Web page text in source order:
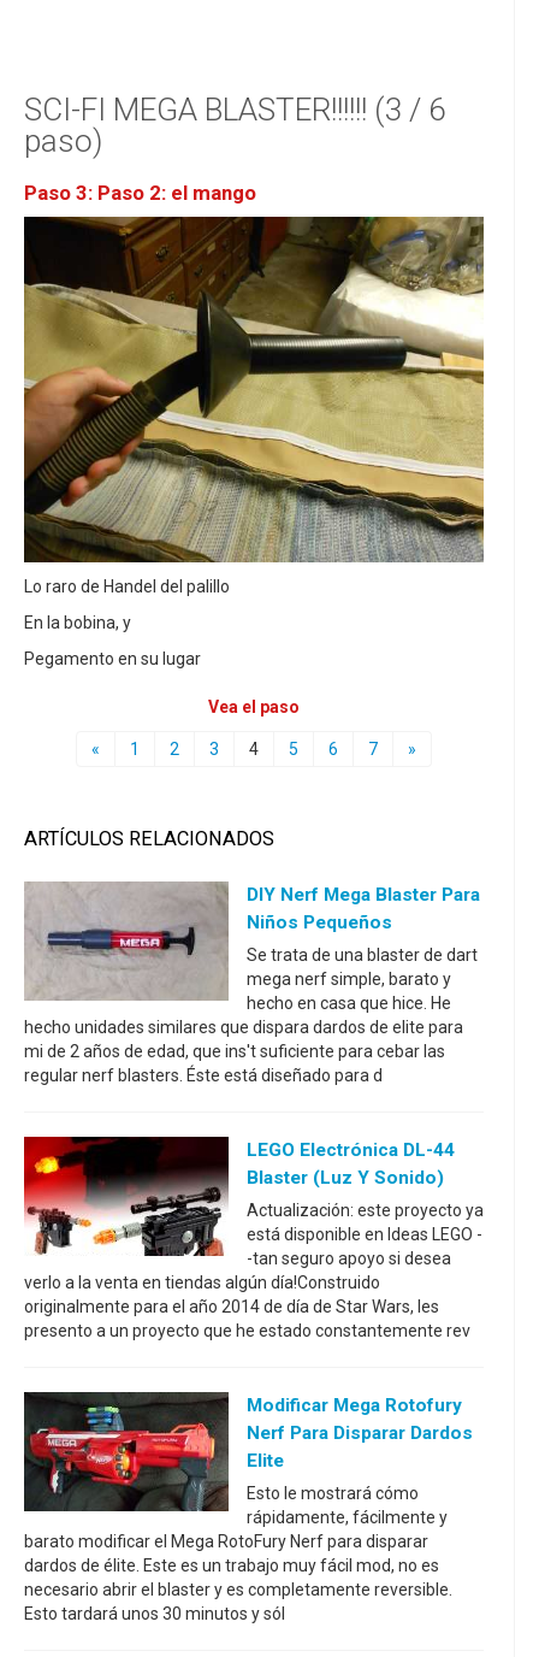
SCI-FI MEGA BLASTER!!!!!! (3 / 6
paso)
Paso 3: Paso 2: el mango
Lo raro de Handel del palillo
En la bobina, y
Pegamento en su lugar
Vea el paso
« 1 2 3 4 5 6 7 »
ARTÍCULOS RELACIONADOS
DIY Nerf Mega Blaster Para
Niños Pequeños
Se trata de una blaster de dart
mega nerf simple, barato y
hecho en casa que hice. He
hecho unidades similares que dispara dardos de elite para
mi de 2 años de edad, que ins't suficiente para cebar las
regular nerf blasters. Éste está diseñado para d
LEGO Electrónica DL-44
Blaster (luz Y Sonido)
Actualización: este proyecto ya
está disponible en Ideas LEGO -
-tan seguro apoyo si desea
verlo a la venta en tiendas algún día!Construido
originalmente para el año 2014 de día de Star Wars, les
presento a un proyecto que he estado constantemente rev
Modificar Mega Rotofury
Nerf Para Disparar Dardos
Elite
Esto le mostrará cómo
rápidamente, fácilmente y
barato modificar el Mega RotoFury Nerf para disparar
dardos de élite. Este es un trabajo muy fácil mod, no es
necesario abrir el blaster y es completamente reversible.
Esto tardará unos 30 minutos y sól